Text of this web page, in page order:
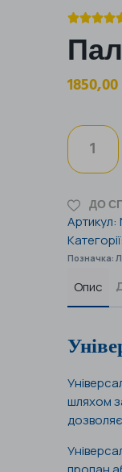

1850,00
ДО
Артикул:
Категорії:
Позначка:
Опис
шляхом